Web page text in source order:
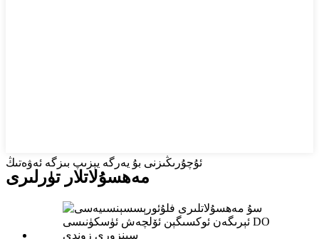
ئۇچۇرىڭىزنى بۇ يەرگە يېزىپ بىزگە ئەۋەتىڭ
مەھسۇلاتلار تۈرلىرى